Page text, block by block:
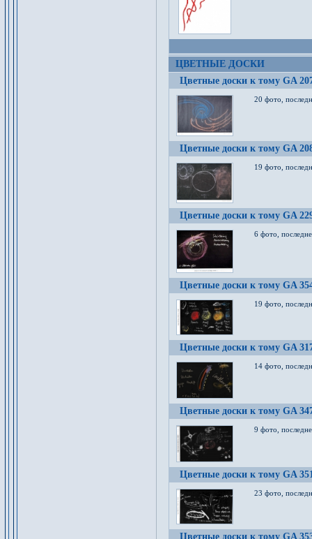
ЦВЕТНЫЕ ДОСКИ
Цветные доски к тому GA
20 фото,
Цветные доски к тому GA
19 фото,
Цветные доски к тому GA
6 фото,
Цветные доски к тому GA
19 фото,
Цветные доски к тому GA
14 фото,
Цветные доски к тому GA
9 фото,
Цветные доски к тому GA
23 фото,
Цветные доски к тому GA